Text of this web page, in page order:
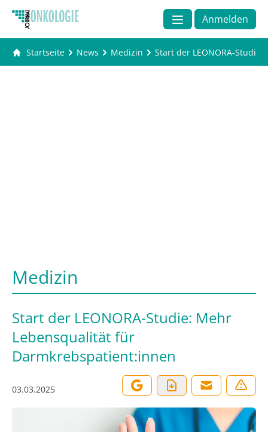
Anmelden
Startseite News Medizin Start der LEONORA-
Medizin
Start der LEONORA-Studie: Mehr
Lebensqualität für
Darmkrebspatient:innen
03.03.2025